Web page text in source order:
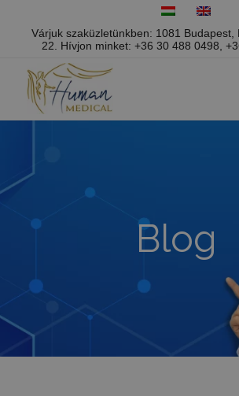
Várjuk szaküzletünkben: 1081 Budapest,
22. Hívjon minket: +36 30 488 0498
Blog